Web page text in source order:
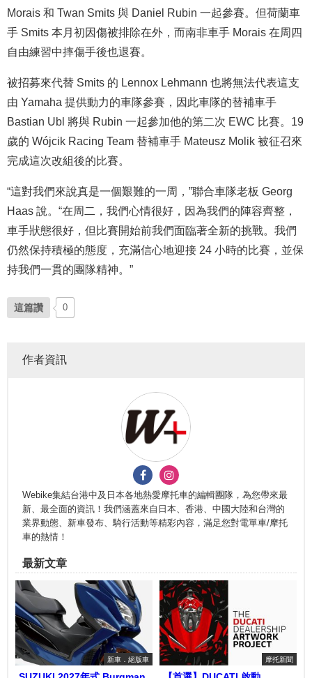
Morais 和 Twan Smits 與 Daniel Rubin 一起參賽。但荷蘭車
手 Smits 本月初因傷被排除在外，而南非車手 Morais 在周四
自由練習中摔傷手後也退賽。
被招募來代替 Smits 的 Lennox Lehmann 也將無法代表這支
由 Yamaha 提供動力的車隊參賽，因此車隊的替補車手
Bastian Ubl 將與 Rubin 一起參加他的第二次 EWC 比賽。19
歲的 Wójcik Racing Team 替補車手 Mateusz Molik 被征召來
完成這次改組後的比賽。
“這對我們來說真是一個艱難的一周，”聯合車隊老板 Georg
Haas 說。“在周二，我們心情很好，因為我們的陣容齊整，
車手狀態很好，但比賽開始前我們面臨著全新的挑戰。我們
仍然保持積極的態度，充滿信心地迎接 24 小時的比賽，並保
持我們一貫的團隊精神。”
這篇讚 0
作者資訊
Webike集結台港中及日本各地熱愛摩托車的編輯團隊，為您帶來最
新、最全面的資訊！我們涵蓋來自日本、香港、中國大陸和台灣的
業界動態、新車發布、騎行活動等精彩內容，滿足您對電單車/摩托
車的熱情！
最新文章
新車．絕版車 摩托新聞